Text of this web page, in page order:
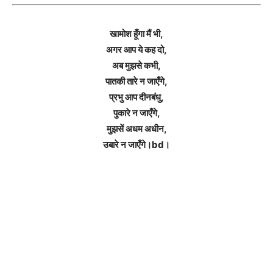
खामोश हूँगा मैं भी,
अगर आप ये कह दो,
अब मुझसे कभी,
पातकी तारे न जाएँगे,
प्रभु आप दीनबंधु,
पुकारे न जाएँगे,
मुझसें अधम अधीन,
उबारे न जाएँगे।bd।